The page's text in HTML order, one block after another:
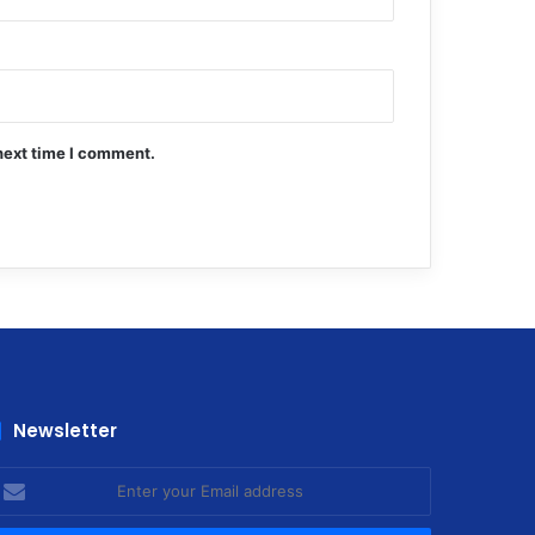
time I comment.
Newsletter